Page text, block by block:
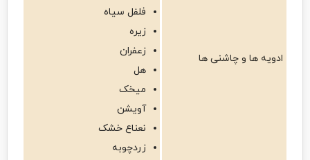
ادویه ها و چاشنی ها
فلفل سیاه
زیره
زعفران
هل
میخک
آویشن
نعناع خشک
زردچوبه